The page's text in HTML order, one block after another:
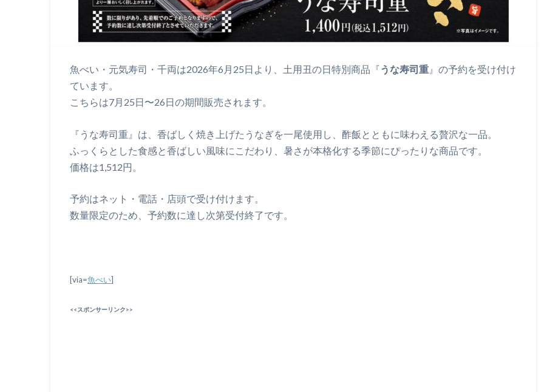
魚べい・元気寿司・千両は2026年6月25日より、土用丑の日特別商品『うな寿司重 』の予約を受け付け
ています。
こちらは7月25日〜26日の期間販売されます。
『うな寿司重』は、香ばしく焼き上げたうなぎを一尾使用し、酢飯とともに味わえる贅沢な一品。
ふっくらとした食感と香ばしい風味にこだわり、暑さが本格化する季節にぴったりな商品です。
価格は1,512円。
予約はネット・電話・店頭で受け付けます。
数量限定のため、予約数に達し次第受付終了です。
[via=魚べい]
<<スポンサーリンク>>